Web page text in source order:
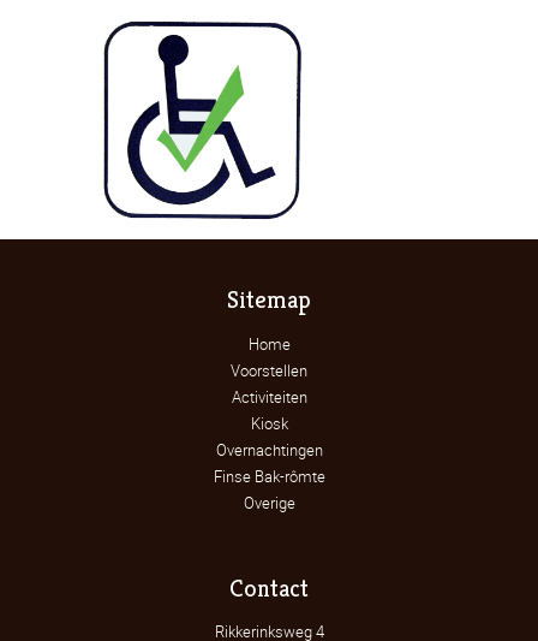
Sitemap
Home
Voorstellen
Activiteiten
Kiosk
Overnachtingen
Finse Bak-rômte
Overige
Contact
Rikkerinksweg 4